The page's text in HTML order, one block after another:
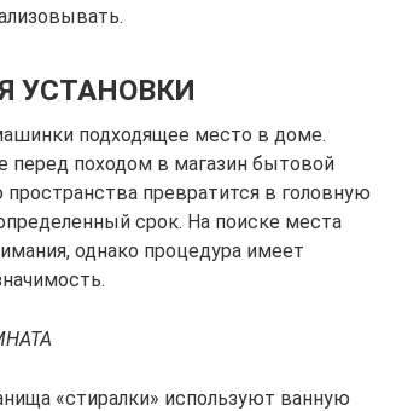
УСТАНОВКИ
подходящее место в доме.
перед походом в магазин бытовой
превратится в головную
срок. На поиске места
однако процедура имеет
«стиралки» используют ванную